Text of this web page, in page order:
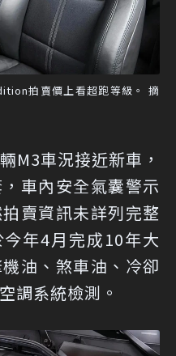
拍賣價上看超跑等級。 摘
M3車況接近新車，
車內安全氣囊警示
賣資訊未詳列完整
年4月完成10年大
油、煞車油、冷卻
調系統檢測。